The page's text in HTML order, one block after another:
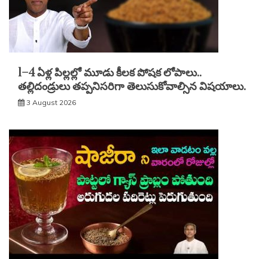
1–4 ఏళ్ల పిల్లల్లో మూడు కీలక పోషక లోపాలు..
తల్లిదండ్రులు తప్పనిసరిగా తెలుసుకోవాల్సిన విషయాలు.
3 August 2026